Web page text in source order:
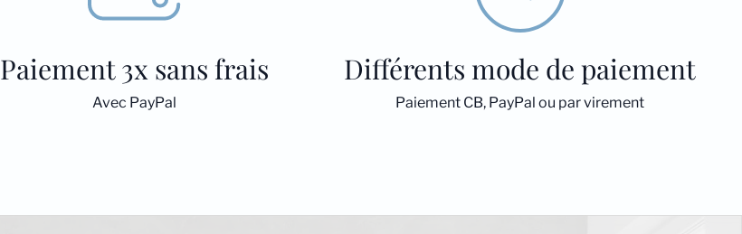
Paiement 3x sans frais
Avec PayPal
Différents mode de paiement
Paiement CB, PayPal ou par virement